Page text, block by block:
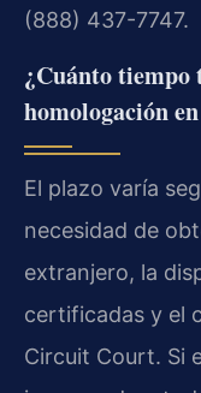
(888) 437-7747.
¿Cuánto tiempo
homologación
El plazo varía
necesidad de
extranjero, la
certificadas y el
Circuit Court. Si